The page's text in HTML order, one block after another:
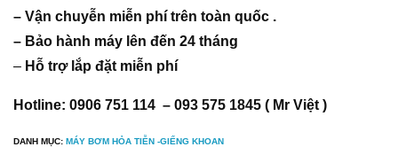
– Vận chuyễn miễn phí trên toàn quốc .
– Bảo hành máy lên đến 24 tháng
– Hỗ trợ lắp đặt miễn phí
Hotline: 0906 751 114 – 093 575 1845 ( Mr Việt )
DANH MỤC: MÁY BƠM HỎA TIỄN -GIẾNG KHOAN